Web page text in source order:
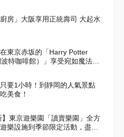
房」大阪享用正統壽司 大起水
東京赤坂的「Harry Potter
特咖啡館）」享受宛如魔法般
要1小時！到靜岡的人氣景點
美食！
】東京遊樂園「讀賣樂園」全方
樂設施到季節限定活動，盡情